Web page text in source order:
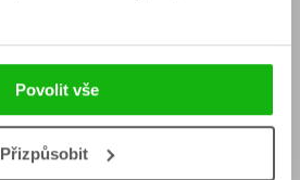
Povolit vše
PřizpůsobitKontakty Albatros Media